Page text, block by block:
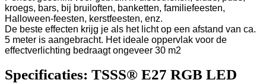
kroegs, bars, bij bruiloften, banketten, familiefeesten,
Halloween-feesten, kerstfeesten, enz.
De beste effecten krijg je als het licht op een afstand van ca.
5 meter is aangebracht. Het ideale oppervlak voor de
effectverlichting bedraagt ongeveer 30 m2
Specificaties: TSSS® E27 RGB LED